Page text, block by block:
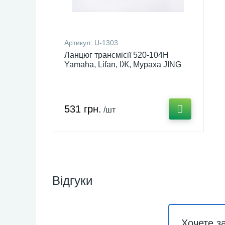
Артикул: U-1303
Ланцюг трансмісії 520-104H
Yamaha, Lifan, ІЖ, Мураха JING
531 грн. /шт
Відгуки